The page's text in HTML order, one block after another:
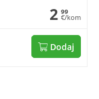
2 99
€/kom
Dodaj